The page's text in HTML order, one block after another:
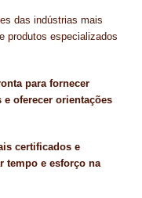
das indústrias mais
produtos especializados
para fornecer
oferecer orientações
certificados e
tempo e esforço na